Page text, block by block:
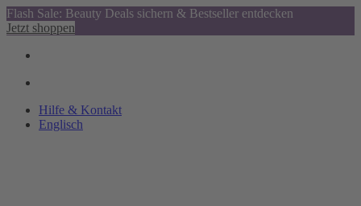
Flash Sale: Beauty Deals sichern & Bestseller entdecken
Jetzt shoppen
Hilfe & Kontakt
Englisch